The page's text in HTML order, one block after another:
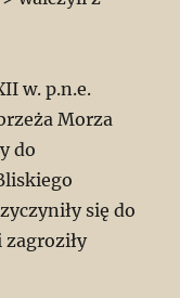
w. p.n.e.
Morza
do
się do